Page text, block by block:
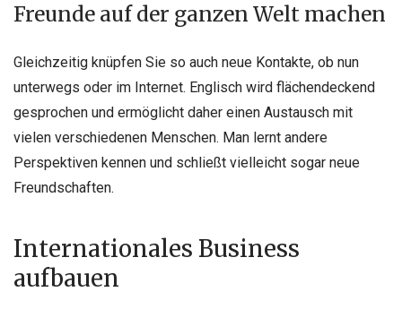
Freunde auf der ganzen Welt machen
Gleichzeitig knüpfen Sie so auch neue Kontakte, ob nun
unterwegs oder im Internet. Englisch wird flächendeckend
gesprochen und ermöglicht daher einen Austausch mit
vielen verschiedenen Menschen. Man lernt andere
Perspektiven kennen und schließt vielleicht sogar neue
Freundschaften.
Internationales Business
aufbauen